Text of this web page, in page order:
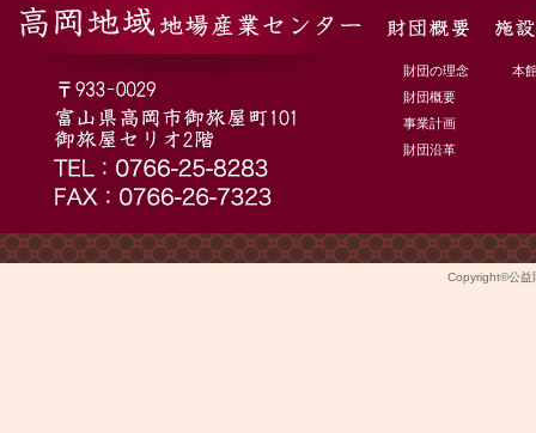
財団の理念
財団概要
事業計画
財団沿革
本
Copyright©公益